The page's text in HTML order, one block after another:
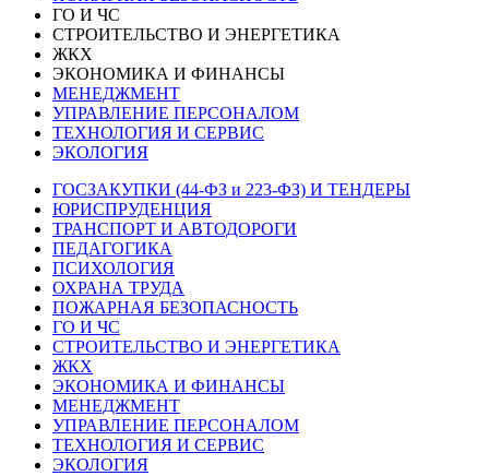
ГО И ЧС
СТРОИТЕЛЬСТВО И ЭНЕРГЕТИКА
ЖКХ
ЭКОНОМИКА И ФИНАНСЫ
МЕНЕДЖМЕНТ
УПРАВЛЕНИЕ ПЕРСОНАЛОМ
ТЕХНОЛОГИЯ И СЕРВИС
ЭКОЛОГИЯ
ГОСЗАКУПКИ (44-ФЗ и 223-ФЗ) И ТЕНДЕРЫ
ЮРИСПРУДЕНЦИЯ
ТРАНСПОРТ И АВТОДОРОГИ
ПЕДАГОГИКА
ПСИХОЛОГИЯ
ОХРАНА ТРУДА
ПОЖАРНАЯ БЕЗОПАСНОСТЬ
ГО И ЧС
СТРОИТЕЛЬСТВО И ЭНЕРГЕТИКА
ЖКХ
ЭКОНОМИКА И ФИНАНСЫ
МЕНЕДЖМЕНТ
УПРАВЛЕНИЕ ПЕРСОНАЛОМ
ТЕХНОЛОГИЯ И СЕРВИС
ЭКОЛОГИЯ